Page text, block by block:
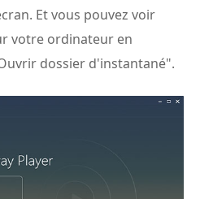
Et vous pouvez voir
votre ordinateur en
dossier d'instantané".